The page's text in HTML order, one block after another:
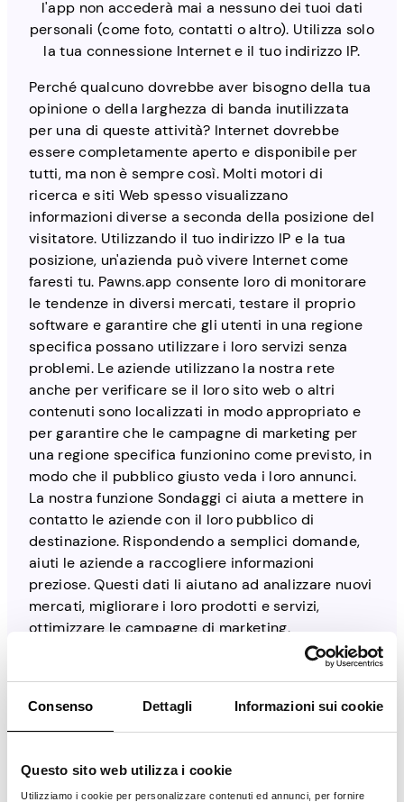
Consenso Dettagli Informazioni sui cookie
Questo sito web utilizza i cookie
Utilizziamo i cookie per personalizzare contenuti ed annunci, per fornire
l'app non accederà mai a nessuno dei tuoi dati
personali (come foto, contatti o altro). Utilizza solo
la tua connessione Internet e il tuo indirizzo IP.
Perché qualcuno dovrebbe aver bisogno della tua
opinione o della larghezza di banda inutilizzata
per una di queste attività? Internet dovrebbe
essere completamente aperto e disponibile per
tutti, ma non è sempre così. Molti motori di
ricerca e siti Web spesso visualizzano
informazioni diverse a seconda della posizione del
visitatore. Utilizzando il tuo indirizzo IP e la tua
posizione, un'azienda può vivere Internet come
faresti tu. Pawns.app consente loro di monitorare
le tendenze in diversi mercati, testare il proprio
software e garantire che gli utenti in una regione
specifica possano utilizzare i loro servizi senza
problemi. Le aziende utilizzano la nostra rete
anche per verificare se il loro sito web o altri
contenuti sono localizzati in modo appropriato e
per garantire che le campagne di marketing per
una regione specifica funzionino come previsto, in
modo che il pubblico giusto veda i loro annunci.
La nostra funzione Sondaggi ci aiuta a mettere in
contatto le aziende con il loro pubblico di
destinazione. Rispondendo a semplici domande,
aiuti le aziende a raccogliere informazioni
preziose. Questi dati li aiutano ad analizzare nuovi
mercati, migliorare i loro prodotti e servizi,
ottimizzare le campagne di marketing,
riconoscere le tendenze imminenti e altro ancora.